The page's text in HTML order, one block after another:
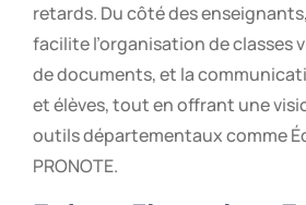
retards. Du côté des
facilite l’organisation de classes
de documents, et la
et élèves, tout en offrant une
outils départementaux comme
PRONOTE.